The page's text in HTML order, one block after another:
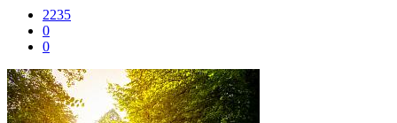
2235
0
0